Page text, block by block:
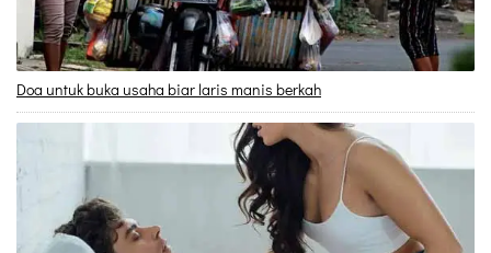
Doa untuk buka usaha biar laris manis berkah